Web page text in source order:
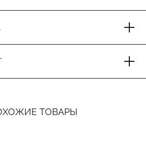
ТОВАРЫ